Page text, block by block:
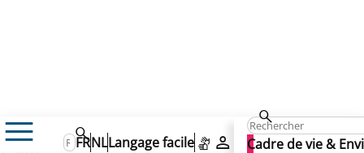
Cadre de vie &
FRNLLangage facile
Mon espace
ROBBE Louis
ROBBE Louis